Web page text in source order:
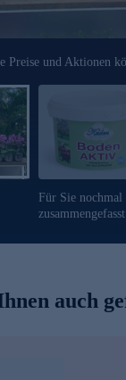
Preise und Aktionen
Für Sie nochmal
zusammengefasst
auch